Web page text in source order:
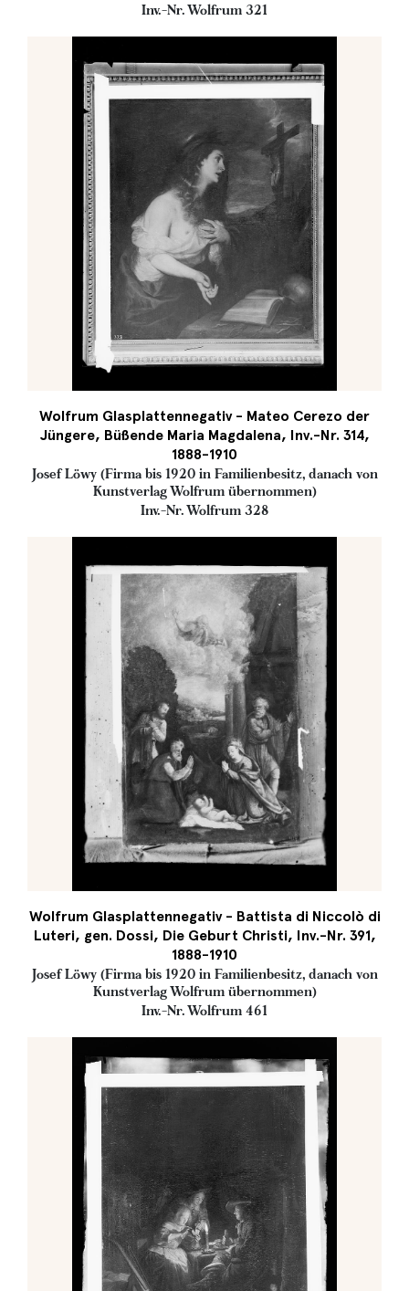
Inv.-Nr. Wolfrum 321
Wolfrum Glasplattennegativ - Mateo Cerezo der
Jüngere, Büßende Maria Magdalena, Inv.-Nr. 314,
1888-1910
Josef Löwy (Firma bis 1920 in Familienbesitz, danach von
Kunstverlag Wolfrum übernommen)
Inv.-Nr. Wolfrum 328
Wolfrum Glasplattennegativ - Battista di Niccolò di
Luteri, gen. Dossi, Die Geburt Christi, Inv.-Nr. 391,
1888-1910
Josef Löwy (Firma bis 1920 in Familienbesitz, danach von
Kunstverlag Wolfrum übernommen)
Inv.-Nr. Wolfrum 461